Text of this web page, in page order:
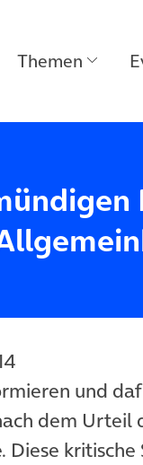
Themen
und
dem Urteil